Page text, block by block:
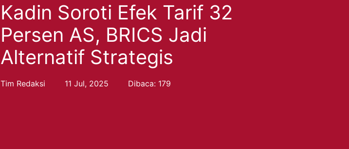
Kadin Soroti Efek Tarif 32
Persen AS, BRICS Jadi
Alternatif Strategis
Tim Redaksi 11 Jul, 2025 Dibaca: 179